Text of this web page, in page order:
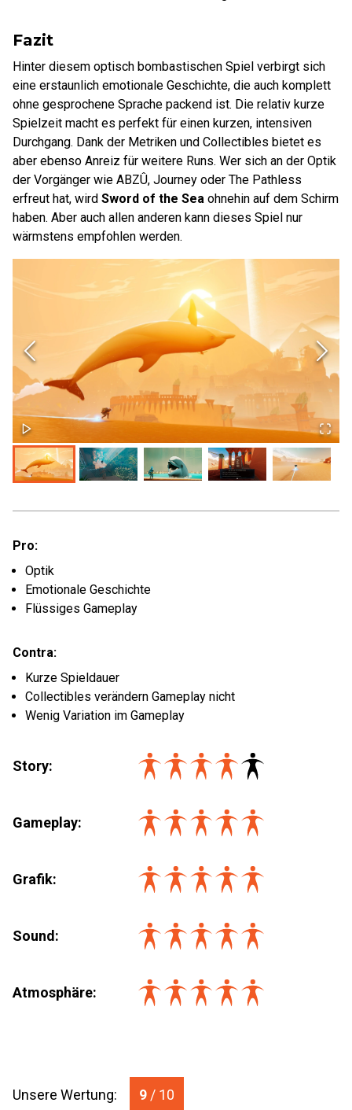
Fazit
Hinter diesem optisch bombastischen Spiel verbirgt sich
eine erstaunlich emotionale Geschichte, die auch komplett
ohne gesprochene Sprache packend ist. Die relativ kurze
Spielzeit macht es perfekt für einen kurzen, intensiven
Durchgang. Dank der Metriken und Collectibles bietet es
aber ebenso Anreiz für weitere Runs. Wer sich an der Optik
der Vorgänger wie ABZÛ, Journey oder The Pathless
erfreut hat, wird Sword of the Sea ohnehin auf dem Schirm
haben. Aber auch allen anderen kann dieses Spiel nur
wärmstens empfohlen werden.
Pro:
Optik
Emotionale Geschichte
Flüssiges Gameplay
Contra:
Kurze Spieldauer
Collectibles verändern Gameplay nicht
Wenig Variation im Gameplay
Story:
Gameplay:
Grafik:
Sound:
Atmosphäre:
Unsere Wertung: 9 / 10